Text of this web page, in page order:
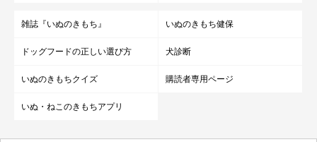
雑誌『いぬのきもち』 いぬのきもち健保
ドッグフードの正しい選び方 犬診断
いぬのきもちクイズ 購読者専用ページ
いぬ・ねこのきもちアプリ